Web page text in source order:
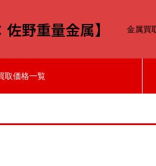
野重量金属】 金属買
取価格一覧